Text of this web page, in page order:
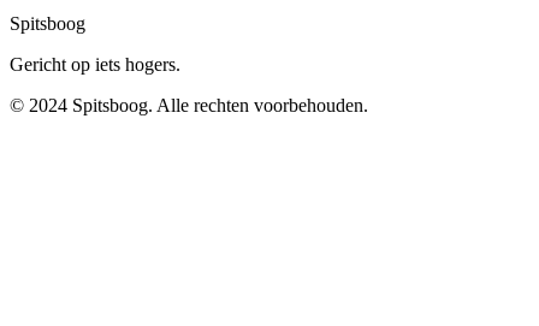
Spitsboog
Gericht op iets hogers.
© 2024 Spitsboog. Alle rechten voorbehouden.